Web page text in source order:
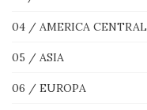
04 / AMERICA CENTRAL
05 / ASIA
06 / EUROPA